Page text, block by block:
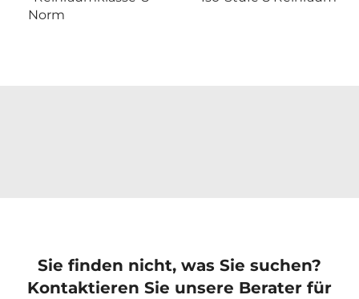
Norm
Sie finden nicht, was Sie suchen?
Kontaktieren Sie unsere Berater für